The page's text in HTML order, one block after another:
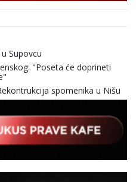
Supovcu
"Poseta će doprineti
spomenika u Nišu